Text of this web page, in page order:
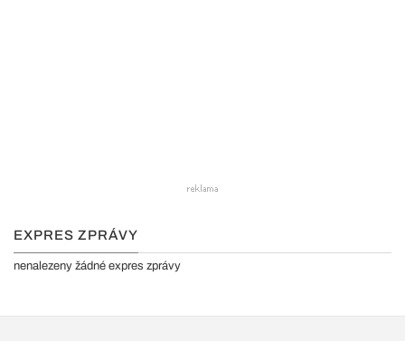
EXPRES ZPRÁVY
nenalezeny žádné expres zprávy